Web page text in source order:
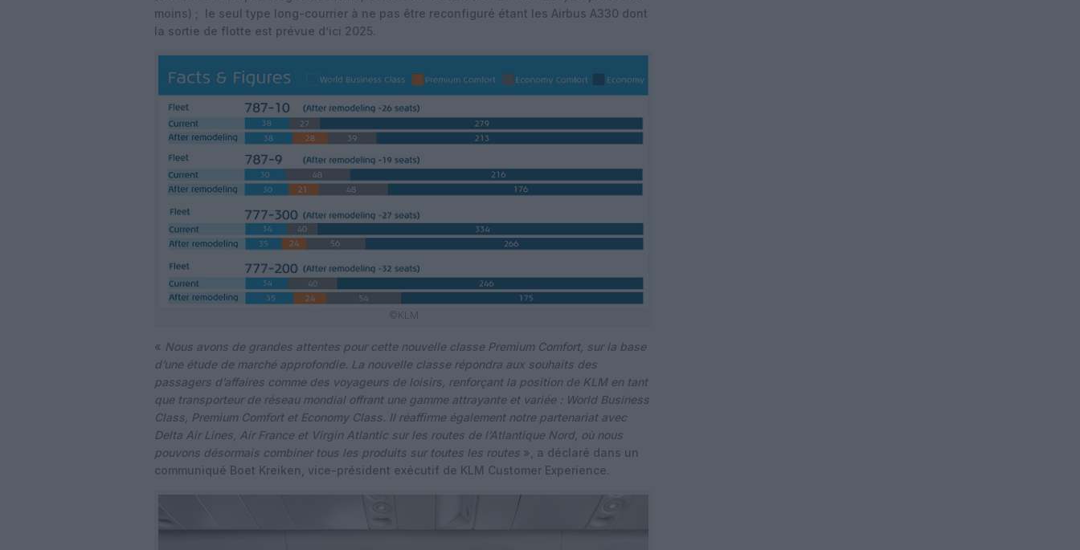
moins) ; le seul type long-courrier à ne pas être reconfiguré étant les Airbus A330 dont
la sortie de flotte est prévue d’ici 2025.
©KLM
« Nous avons de grandes attentes pour cette nouvelle classe Premium Comfort, sur la base
d’une étude de marché approfondie. La nouvelle classe répondra aux souhaits des
passagers d’affaires comme des voyageurs de loisirs, renforçant la position de KLM en tant
que transporteur de réseau mondial offrant une gamme attrayante et variée : World Business
Class, Premium Comfort et Economy Class. Il réaffirme également notre partenariat avec
Delta Air Lines, Air France et Virgin Atlantic sur les routes de l’Atlantique Nord, où nous
pouvons désormais combiner tous les produits sur toutes les routes », a déclaré dans un
communiqué Boet Kreiken, vice-président exécutif de KLM Customer Experience.